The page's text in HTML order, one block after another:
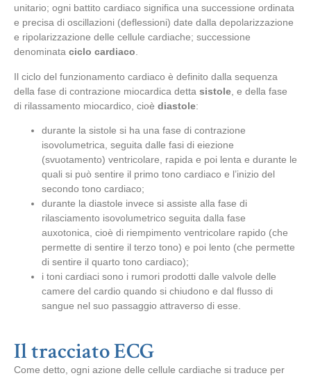
unitario; ogni battito cardiaco significa una successione ordinata
e precisa di oscillazioni (deflessioni) date dalla depolarizzazione
e ripolarizzazione delle cellule cardiache; successione
denominata ciclo cardiaco.
Il ciclo del funzionamento cardiaco è definito dalla sequenza
della fase di contrazione miocardica detta sistole , e della fase
di rilassamento miocardico, cioè diastole:
durante la sistole si ha una fase di contrazione
isovolumetrica, seguita dalle fasi di eiezione
(svuotamento) ventricolare, rapida e poi lenta e durante le
quali si può sentire il primo tono cardiaco e l’inizio del
secondo tono cardiaco;
durante la diastole invece si assiste alla fase di
rilasciamento isovolumetrico seguita dalla fase
auxotonica, cioè di riempimento ventricolare rapido (che
permette di sentire il terzo tono) e poi lento (che permette
di sentire il quarto tono cardiaco);
i toni cardiaci sono i rumori prodotti dalle valvole delle
camere del cardio quando si chiudono e dal flusso di
sangue nel suo passaggio attraverso di esse.
Il tracciato ECG
Come detto, ogni azione delle cellule cardiache si traduce per